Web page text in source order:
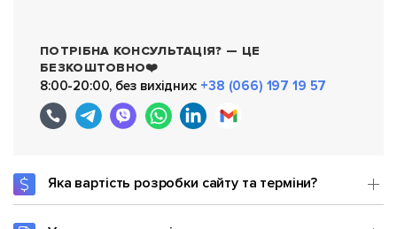
ПОТРІБНА КОНСУЛЬТАЦІЯ? — ЦЕ
БЕЗКОШТОВНО❤️
8:00-20:00, без вихідних: +38 (066) 197 19 57
Яка вартість розробки сайту та терміни?